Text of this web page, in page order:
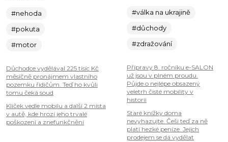
#nehoda
#pokuta
#motor
Důchodce vydělával 225 tisíc Kč
měsíčně pronájmem vlastního
pozemku řidičům. Teď ho kvůli
tomu čeká soud
Klíček vedle mobilu a další 2 místa
v autě, kde hrozí jeho trvalé
poškození a znefunkčnění
#válka na ukrajině
#důchody
#zdražování
Přípravy 8. ročníku e-SALON
už jsou v plném proudu.
Půjde o nejlépe obsazený
veletrh čisté mobility v
historii
Staré knížky doma
nevyhazujte. Češi teď za ně
platí hezké peníze. Jejich
prodejem se dá vydělat